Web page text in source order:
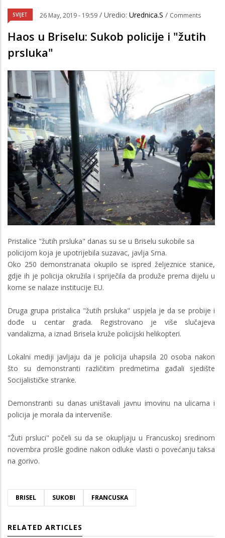
SVIJET 26 May, 2019 - 19:59 / Uredio: Urednica.S / Comments
Haos u Briselu: Sukob policije i "žutih
prsluka"
Pristalice "žutih prsluka" danas su se u Briselu sukobile sa
policijom koja je upotrijebila suzavac, javlja Srna.
Oko 250 demonstranata okupilo se ispred željeznice stanice,
gdje ih je policija okružila i spriječila da produže prema dijelu u
kome se nalaze institucije EU.
Druga grupa pristalica "žutih prsluka" uspjela je da se probije i
dođe u centar grada. Registrovano je više slučajeva
vandalizma, a iznad Brisela kruže policijski helikopteri.
Lokalni mediji javljaju da je policija uhapsila 20 osoba nakon
što su demonstranti različitim predmetima gađali sjedište
Socijalističke stranke.
Demonstranti su danas uništavali javnu imovinu na ulicama i
policija je morala da interveniše.
"Žuti prsluci" počeli su da se okupljaju u Francuskoj sredinom
novembra prošle godine nakon odluke vlasti o povećanju taksa
na gorivo.
BRISEL SUKOBI FRANCUSKA
RELATED ARTICLES